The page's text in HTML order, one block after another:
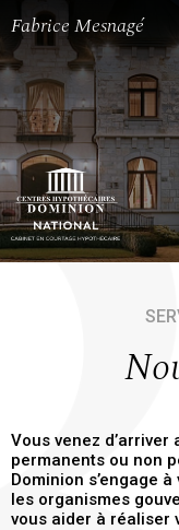
Fabrice Mesnagé
Vous venez d’arriver
permanents ou non
Dominion s’engage
les organismes
vous aider à réaliser